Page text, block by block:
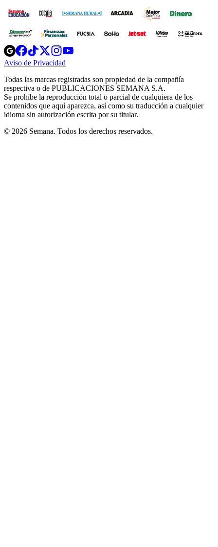
Opens
in
new
Opens
in
new
Opens
in
new
window
Opens
new
windowwindow
Aviso de Privacidad
new
window
Todas las marcas registradas son propiedad de la compañía
respectiva o de PUBLICACIONES SEMANA S.A.
Se prohíbe la reproducción total o parcial de cualquiera de los
contenidos que aquí aparezca, así como su traducción a cualquier
idioma sin autorización escrita por su titular.
© 2026 Semana. Todos los derechos reservados.